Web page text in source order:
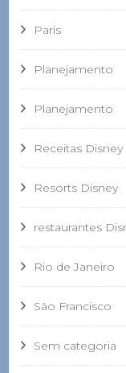
Paris
Planejamento
Planejamento
Receitas Disney
Resorts Disney
restaurantes
Rio de Janeiro
São Francisco
Sem categoria